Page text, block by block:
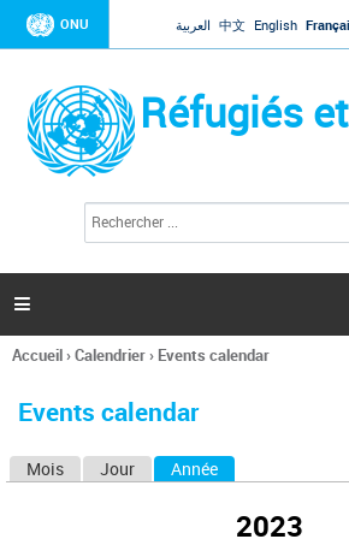
Jump to navigation
ONU العربية 中文 English
Réfugiés
l
c
h
e

Vous
ici
Accueil›Calendrier› Events calendar
Events calendar
Mois Jour Année
2023